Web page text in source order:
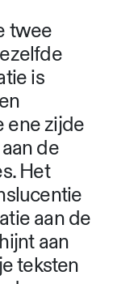
tekst
omdat
boven
ik
twee
twee